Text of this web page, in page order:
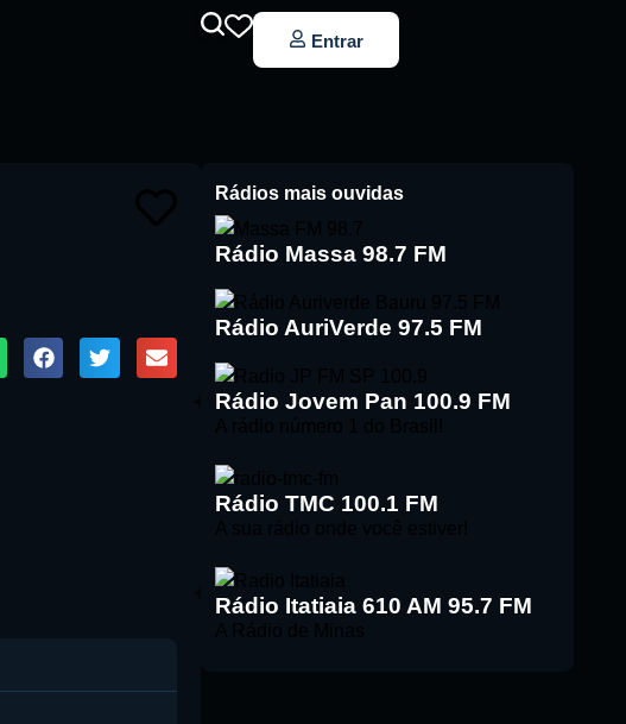
Entrar
Rádios mais ouvidas
Rádio Massa 98.7 FM
Rádio AuriVerde 97.5 FM
Rádio Jovem Pan 100.9 FM
Rádio TMC 100.1 FM
Rádio Itatiaia 610 AM 95.7 FM